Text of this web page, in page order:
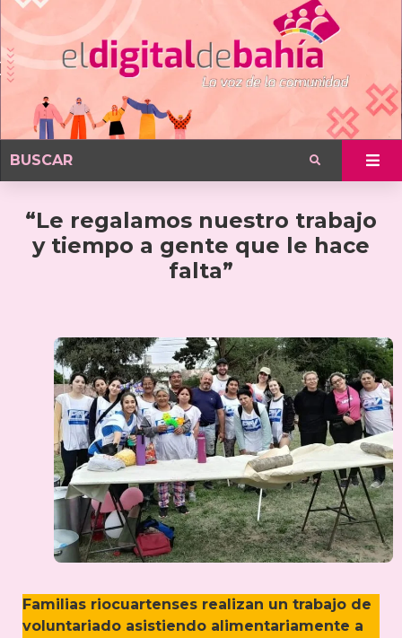
“Le regalamos nuestro trabajo
y tiempo a gente que le hace
falta”
Familias riocuartenses realizan un trabajo de
voluntariado asistiendo alimentariamente a